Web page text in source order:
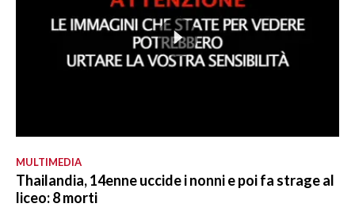
MULTIMEDIA
Thailandia, 14enne uccide i nonni e poi fa strage al
liceo: 8 morti